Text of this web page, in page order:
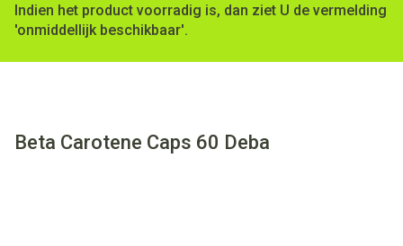
Indien het product voorradig is, dan ziet U de vermelding
'onmiddellijk beschikbaar'.
Beta Carotene Caps 60 Deba